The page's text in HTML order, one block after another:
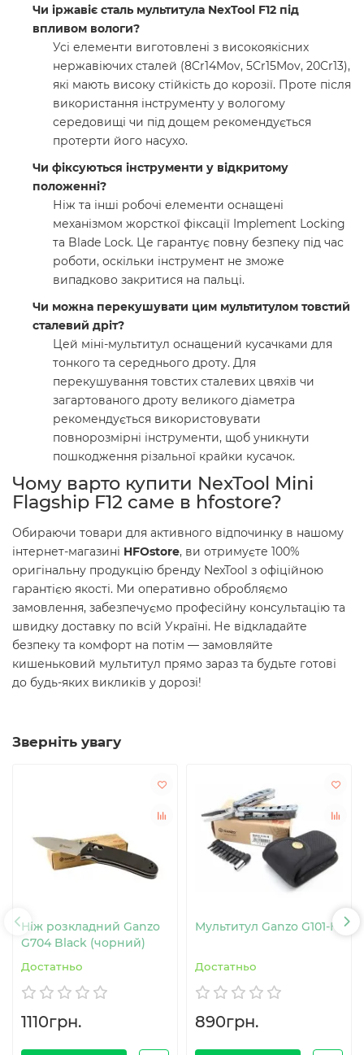
Чи іржавіє сталь мультитула NexTool F12 під
впливом вологи?
Усі елементи виготовлені з високоякісних
нержавіючих сталей (8Cr14Mov, 5Cr15Mov, 20Cr13),
які мають високу стійкість до корозії. Проте після
використання інструменту у вологому
середовищі чи під дощем рекомендується
протерти його насухо.
Чи фіксуються інструменти у відкритому
положенні?
Ніж та інші робочі елементи оснащені
механізмом жорсткої фіксації Implement Locking
та Blade Lock. Це гарантує повну безпеку під час
роботи, оскільки інструмент не зможе
випадково закритися на пальці.
Чи можна перекушувати цим мультитулом товстий
сталевий дріт?
Цей міні-мультитул оснащений кусачками для
тонкого та середнього дроту. Для
перекушування товстих сталевих цвяхів чи
загартованого дроту великого діаметра
рекомендується використовувати
повнорозмірні інструменти, щоб уникнути
пошкодження різальної крайки кусачок.
Чому варто купити NexTool Mini
Flagship F12 саме в hfostore?
Обираючи товари для активного відпочинку в нашому
інтернет-магазині HFOstore, ви отримуєте 100%
оригінальну продукцію бренду NexTool з офіційною
гарантією якості. Ми оперативно обробляємо
замовлення, забезпечуємо професійну консультацію та
швидку доставку по всій Україні. Не відкладайте
безпеку та комфорт на потім — замовляйте
кишеньковий мультитул прямо зараз та будьте готові
до будь-яких викликів у дорозі!
Зверніть увагу
Ніж розкладний Ganzo
G704 Black (чорний)
Достатньо
1110грн.
Мультитул Ganzo G101-H
Достатньо
890грн.